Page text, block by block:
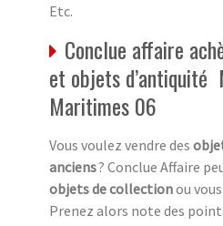
Etc.
Conclue affaire
et objets d’antiquité
Maritimes 06
Vous voulez vendre des
anciens? Conclue Affaire
objets de collectionou
Prenez alors note des